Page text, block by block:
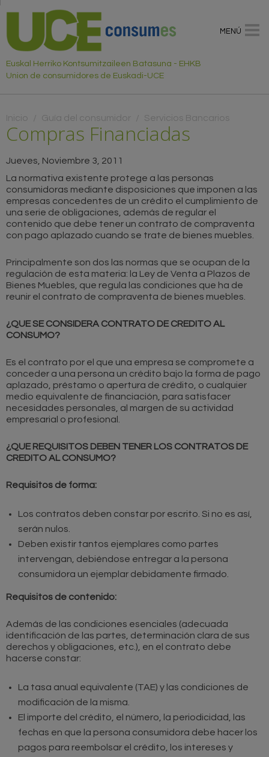
Euskal Herriko Kontsumitzaileen Batasuna - EHKB
Union de consumidores de Euskadi-UCE
Usted está aquí
Inicio Guía del consumidor Servicios Bancarios
Compras Financiadas
Jueves, Noviembre 3, 2011
La normativa existente protege a las personas
consumidoras mediante disposiciones que imponen a las
empresas concedentes de un crédito el cumplimiento de
una serie de obligaciones, además de regular el
contenido que debe tener un contrato de compraventa
con pago aplazado cuando se trate de bienes muebles.
Principalmente son dos las normas que se ocupan de la
regulación de esta materia: la Ley de Venta a Plazos de
Bienes Muebles, que regula las condiciones que ha de
reunir el contrato de compraventa de bienes muebles.
¿QUE SE CONSIDERA CONTRATO DE CREDITO AL
CONSUMO?
Es el contrato por el que una empresa se compromete a
conceder a una persona un crédito bajo la forma de pago
aplazado, préstamo o apertura de crédito, o cualquier
medio equivalente de financiación, para satisfacer
necesidades personales, al margen de su actividad
empresarial o profesional.
¿QUE REQUISITOS DEBEN TENER LOS CONTRATOS DE
CREDITO AL CONSUMO?
Requisitos de forma:
Los contratos deben constar por escrito. Si no es así,
serán nulos.
Deben existir tantos ejemplares como partes
intervengan, debiéndose entregar a la persona
consumidora un ejemplar debidamente firmado.
Requisitos de contenido:
Además de las condiciones esenciales (adecuada
identificación de las partes, determinación clara de sus
derechos y obligaciones, etc.), en el contrato debe
hacerse constar:
La tasa anual equivalente (TAE) y las condiciones de
modificación de la misma.
El importe del crédito, el número, la periodicidad, las
fechas en que la persona consumidora debe hacer los
pagos para reembolsar el crédito, los intereses y
MENÚ